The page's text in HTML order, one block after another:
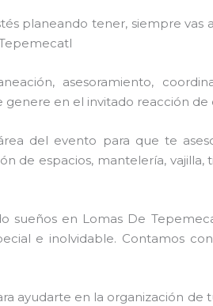
planeando tener, siempre
asesoramiento,
en el invitado reacción
del evento para que te
de espacios, mantelería,
sueños en Lomas De
e inolvidable. Contamos
ayudarte en la organización